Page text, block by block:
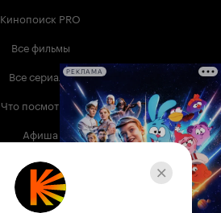
Кинопоиск PRO
Все фильмы
Все сериалы
Что посмотреть
Афиша
Музыка
Телепрограмма
РЕКЛАМА